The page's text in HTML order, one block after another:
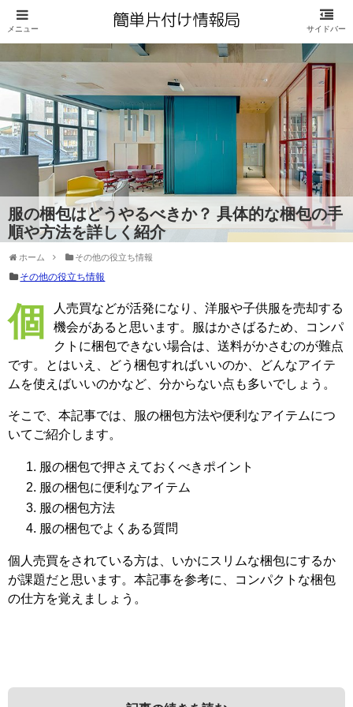
服の梱包はどうやるべきか？ 具体的な梱包の手
順や方法を詳しく紹介
ホーム その他の役立ち情報
その他の役立ち情報
個人売買などが活発になり、洋服や子供服を売却する
機会があると思います。服はかさばるため、コンパ
クトに梱包できない場合は、送料がかさむのが難点
です。とはいえ、どう梱包すればいいのか、どんなアイテ
ムを使えばいいのかなど、分からない点も多いでしょう。
そこで、本記事では、服の梱包方法や便利なアイテムにつ
いてご紹介します。
服の梱包で押さえておくべきポイント
服の梱包に便利なアイテム
服の梱包方法
服の梱包でよくある質問
個人売買をされている方は、いかにスリムな梱包にするか
が課題だと思います。本記事を参考に、コンパクトな梱包
の仕方を覚えましょう。